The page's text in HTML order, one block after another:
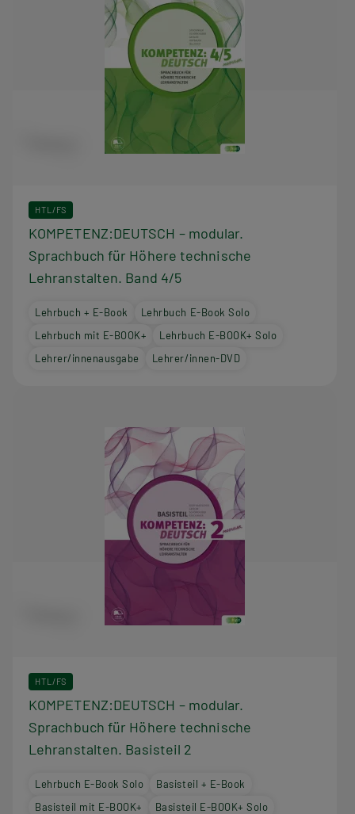
HTL/FS
KOMPETENZ:DEUTSCH – modular.
Sprachbuch für Höhere technische
Lehranstalten. Band 4/5
Lehrbuch + E-Book
Lehrbuch E-Book Solo
Lehrbuch mit E-BOOK+
Lehrbuch E-BOOK+ Solo
Lehrer/innenausgabe
Lehrer/innen-DVD
HTL/FS
KOMPETENZ:DEUTSCH – modular.
Sprachbuch für Höhere technische
Lehranstalten. Basisteil 2
Lehrbuch E-Book Solo
Basisteil + E-Book
Basisteil mit E-BOOK+
Basisteil E-BOOK+ Solo